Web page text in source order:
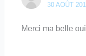
30 AOÛT
Merci ma belle